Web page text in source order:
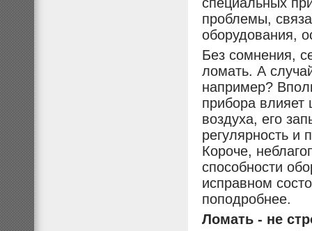
проблемы,
оборудования,
Без сомнения,
ломать. А
например?
прибора влияет
воздуха, его
регулярность и
Короче,
способности
исправном
поподробнее.
Ломать - не